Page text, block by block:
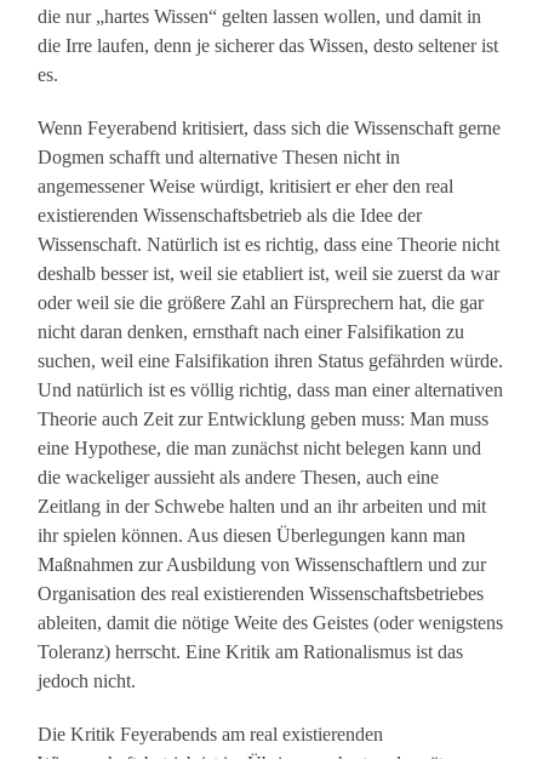
die nur „hartes Wissen“ gelten lassen wollen, und damit in
die Irre laufen, denn je sicherer das Wissen, desto seltener ist
es.
Wenn Feyerabend kritisiert, dass sich die Wissenschaft gerne
Dogmen schafft und alternative Thesen nicht in
angemessener Weise würdigt, kritisiert er eher den real
existierenden Wissenschaftsbetrieb als die Idee der
Wissenschaft. Natürlich ist es richtig, dass eine Theorie nicht
deshalb besser ist, weil sie etabliert ist, weil sie zuerst da war
oder weil sie die größere Zahl an Fürsprechern hat, die gar
nicht daran denken, ernsthaft nach einer Falsifikation zu
suchen, weil eine Falsifikation ihren Status gefährden würde.
Und natürlich ist es völlig richtig, dass man einer alternativen
Theorie auch Zeit zur Entwicklung geben muss: Man muss
eine Hypothese, die man zunächst nicht belegen kann und
die wackeliger aussieht als andere Thesen, auch eine
Zeitlang in der Schwebe halten und an ihr arbeiten und mit
ihr spielen können. Aus diesen Überlegungen kann man
Maßnahmen zur Ausbildung von Wissenschaftlern und zur
Organisation des real existierenden Wissenschaftsbetriebes
ableiten, damit die nötige Weite des Geistes (oder wenigstens
Toleranz) herrscht. Eine Kritik am Rationalismus ist das
jedoch nicht.
Die Kritik Feyerabends am real existierenden